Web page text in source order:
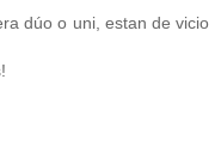
dúo o uni, estan de vicio